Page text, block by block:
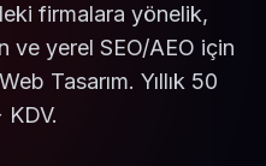
firmalara yönelik,
ve yerel SEO/AEO için
Tasarım. Yıllık 50
KDV.